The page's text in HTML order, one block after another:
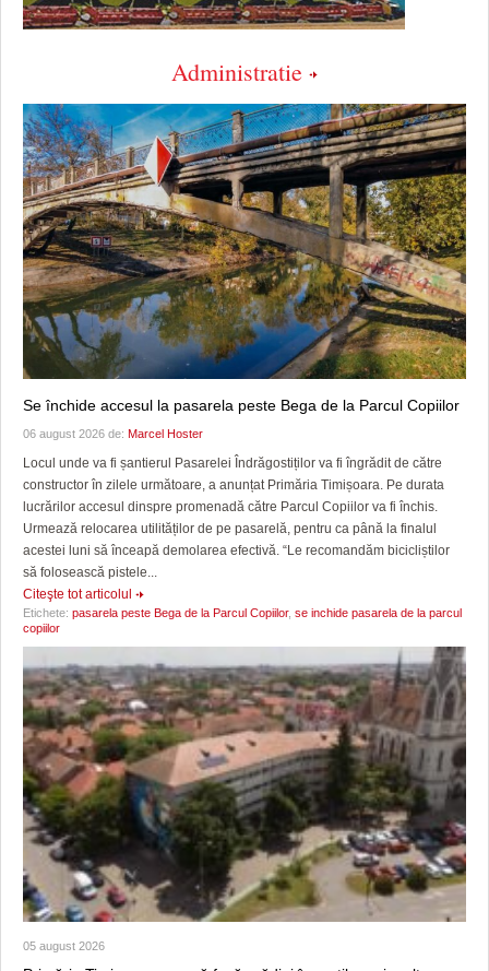
Administratie
Se închide accesul la pasarela peste Bega de la Parcul Copiilor
06 august 2026 de: Marcel Hoster
Locul unde va fi șantierul Pasarelei Îndrăgostiților va fi îngrădit de către
constructor în zilele următoare, a anunțat Primăria Timișoara. Pe durata
lucrărilor accesul dinspre promenadă către Parcul Copiilor va fi închis.
Urmează relocarea utilităților de pe pasarelă, pentru ca până la finalul
acestei luni să înceapă demolarea efectivă. “Le recomandăm bicicliștilor
să folosească pistele...
Citeşte tot articolul
Etichete: pasarela peste Bega de la Parcul Copiilor, se inchide pasarela de la parcul
copiilor
05 august 2026